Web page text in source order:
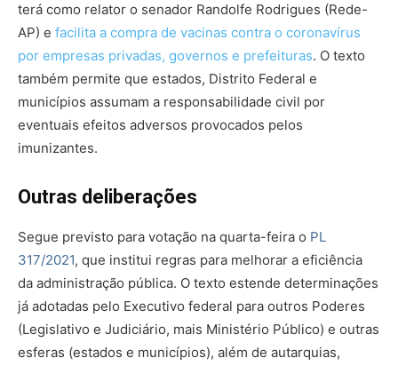
terá como relator o senador Randolfe Rodrigues (Rede-
AP) e facilita a compra de vacinas contra o coronavírus
por empresas privadas, governos e prefeituras. O texto
também permite que estados, Distrito Federal e
municípios assumam a responsabilidade civil por
eventuais efeitos adversos provocados pelos
imunizantes.
Outras deliberações
Segue previsto para votação na quarta-feira o PL
317/2021, que institui regras para melhorar a eficiência
da administração pública. O texto estende determinações
já adotadas pelo Executivo federal para outros Poderes
(Legislativo e Judiciário, mais Ministério Público) e outras
esferas (estados e municípios), além de autarquias,